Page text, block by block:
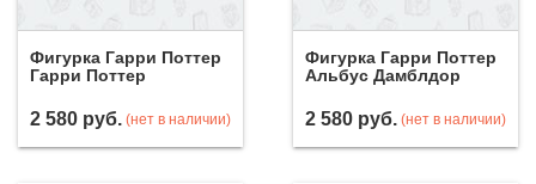
Фигурка Гарри Поттер
Гарри Поттер
2 580 руб. (нет в наличии)
Фигурка Гарри Поттер
Альбус Дамблдор
2 580 руб. (нет в наличии)